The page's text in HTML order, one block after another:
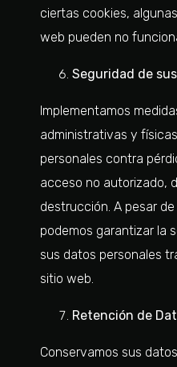
ciertas cookies,
web pueden no
Seguridad de
Implementamos
administrativas y
personales contra
acceso no autorizado,
destrucción. A pesar
podemos garantizar la
sus datos personales
sitio web.
Retención de
Conservamos sus